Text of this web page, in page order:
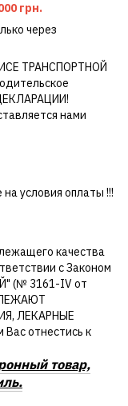
грн.
через
ТРАНСПОРТНОЙ
нами
условия оплаты !!!
качества
с Законом
(№ 3161-IV от
ЛЕКАРНЫЕ
отнестись к
товар,